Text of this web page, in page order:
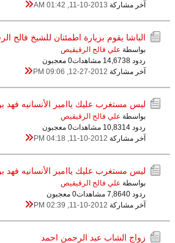
آخر مشاركة 11-10-2013, 01:42 AM
الباشا يقوم بزيارة اطمئنان للشيخ فالح
بواسطة علي فالح الرقيقيص
ردود 8
14,673 مشاهدات
0 معجبون
آخر مشاركة 12-27-2012, 09:06 PM
ليس مستغرب عليك ياامير الأنسانيه
بواسطة علي فالح الرقيقيص
ردود 4
10,831 مشاهدات
0 معجبون
آخر مشاركة 11-10-2012, 04:18 PM
ليس مستغرب عليك ياامير الأنسانيه
بواسطة علي فالح الرقيقيص
ردود 0
7,864 مشاهدات
0 معجبون
آخر مشاركة 11-10-2012, 02:39 PM
زواج الشاب عبد الرحمن احمد